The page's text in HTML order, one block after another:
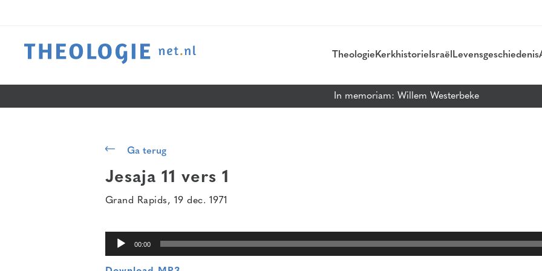
Theologie Kerkhistorie Israël Levensgeschiedenis
In memoriam: Willem Westerbeke
Ga terug
Jesaja 11 vers 1
Grand Rapids, 19 dec. 1971
00:00